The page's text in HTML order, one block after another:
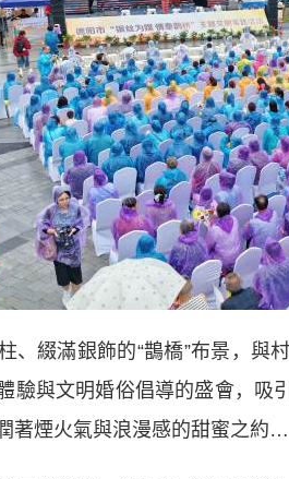
綴滿銀飾的“鵲橋”布景，與
驗與文明婚俗倡導的盛會，吸
著煙火氣與浪漫感的甜蜜之約